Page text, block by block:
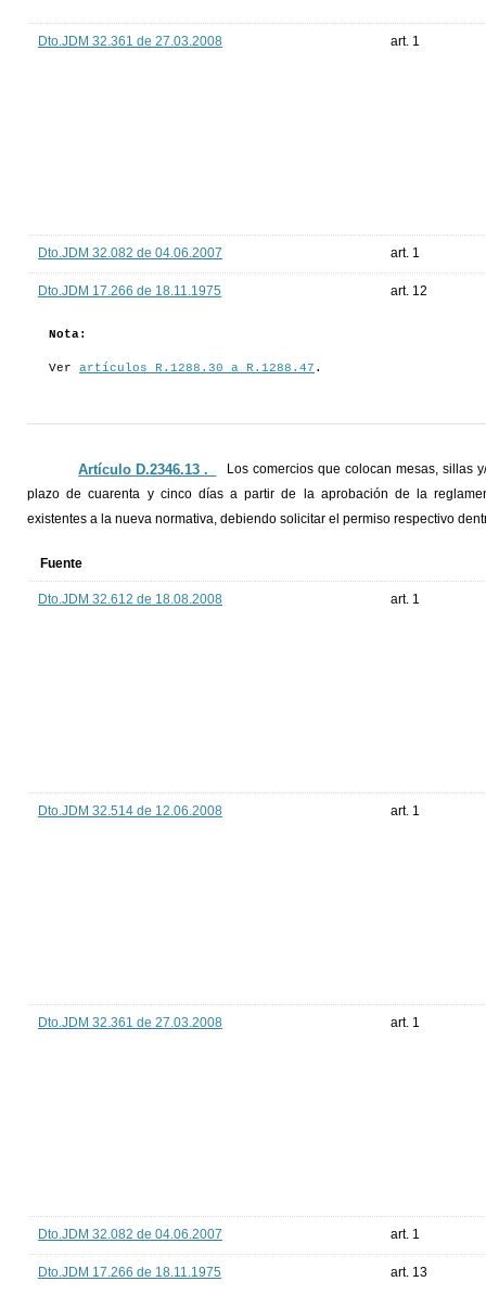
Dto.JDM 32.361 de 27.03.2008 art. 1
Dto.JDM 32.082 de 04.06.2007 art. 1
Dto.JDM 17.266 de 18.11.1975 art. 12
Nota:
Ver artículos R.1288.30 a R.1288.47 .
Artículo D.2346.13 ._
Los comercios que colocan mesas, sillas
plazo de cuarenta y cinco días a partir de la aprobación de la
existentes a la nueva normativa, debiendo solicitar el permiso respectivo
Fuente
Dto.JDM 32.612 de 18.08.2008 art. 1
Dto.JDM 32.514 de 12.06.2008 art. 1
Dto.JDM 32.361 de 27.03.2008 art. 1
Dto.JDM 32.082 de 04.06.2007 art. 1
Dto.JDM 17.266 de 18.11.1975 art. 13